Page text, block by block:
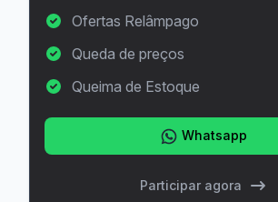
Ofertas Relâmpago
Queda de preços
Queima de Estoque
Whatsapp
Participar agora